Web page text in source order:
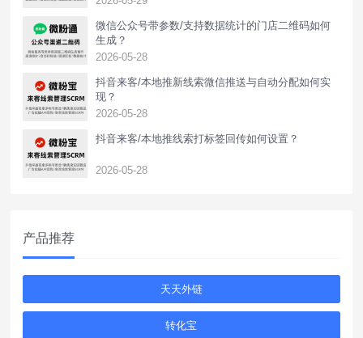
微信公众号带参数/支持数据统计的门店二维码如何
生成？
2026-05-28
抖音来客/本地推新线索微信推送与自动分配如何实
现？
2026-05-28
抖音来客/本地推线索打标签回传如何设置？
2026-05-28
产品推荐
天天外链
转化宝